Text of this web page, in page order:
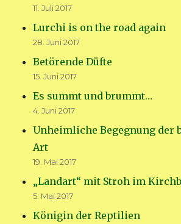
11. Juli 2017
Lurchi is on the road again
28. Juni 2017
Betörende Düfte
15. Juni 2017
Es summt und brummt…
4. Juni 2017
Unheimliche Begegnung der
Art
19. Mai 2017
„Landart“ mit Stroh im
5. Mai 2017
Königin der Reptilien